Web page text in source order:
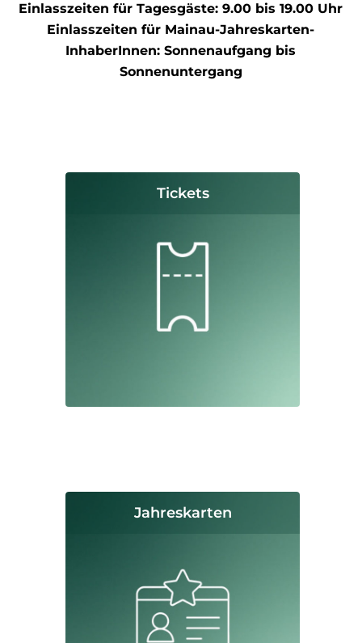
Einlasszeiten für Tagesgäste: 9.00 bis 19.00 Uhr
Einlasszeiten für Mainau-Jahreskarten-
InhaberInnen: Sonnenaufgang bis
Sonnenuntergang
Tickets
Jahreskarten